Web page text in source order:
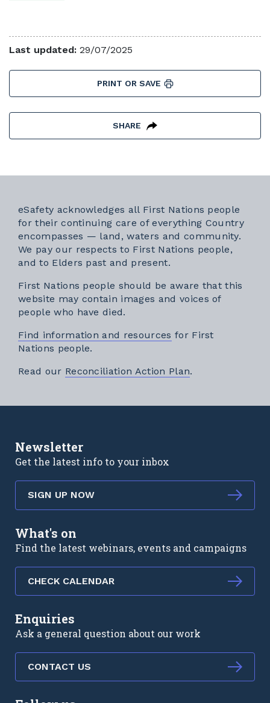
Last updated: 29/07/2025
PRINT OR SAVE
SHARE
eSafety acknowledges all First Nations people
for their continuing care of everything Country
encompasses — land, waters and community.
We pay our respects to First Nations people,
and to Elders past and present.
First Nations people should be aware that this
website may contain images and voices of
people who have died.
Find information and resources for First
Nations people.
Read our Reconciliation Action PlanExternal link
.
Newsletter
Get the latest info to your inbox
SIGN UP NOW
What's on
Find the latest webinars, events and campaigns
CHECK CALENDAR
Enquiries
Ask a general question about our work
CONTACT US